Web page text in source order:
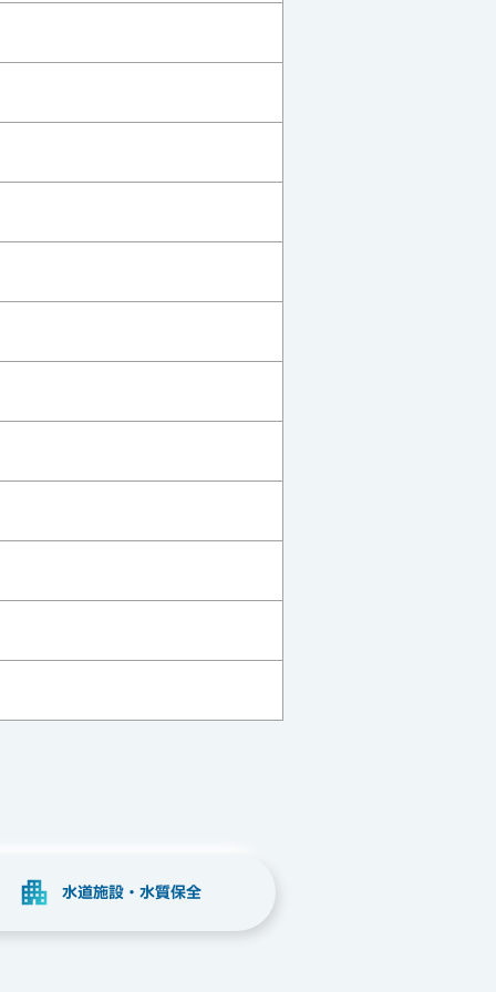
水道施設・水質保全